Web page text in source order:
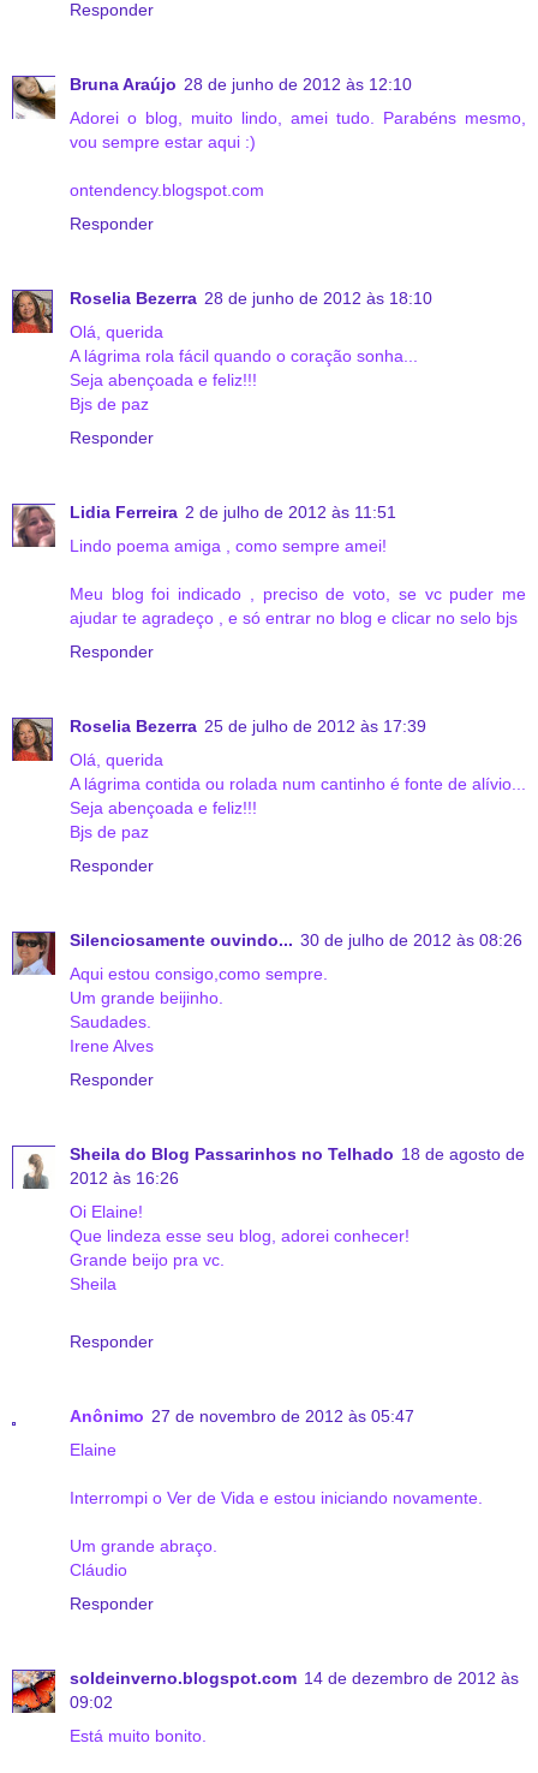
Responder
Bruna Araújo 28 de junho de 2012 às 12:10
Adorei o blog, muito lindo, amei tudo. Parabéns mesmo,
vou sempre estar aqui :)
ontendency.blogspot.com
Responder
Roselia Bezerra 28 de junho de 2012 às 18:10
Olá, querida
A lágrima rola fácil quando o coração sonha...
Seja abençoada e feliz!!!
Bjs de paz
Responder
Lidia Ferreira 2 de julho de 2012 às 11:51
Lindo poema amiga , como sempre amei!
Meu blog foi indicado , preciso de voto, se vc puder me
ajudar te agradeço , e só entrar no blog e clicar no selo bjs
Responder
Roselia Bezerra 25 de julho de 2012 às 17:39
Olá, querida
A lágrima contida ou rolada num cantinho é fonte de alívio...
Seja abençoada e feliz!!!
Bjs de paz
Responder
Silenciosamente ouvindo... 30 de julho de 2012 às 08:26
Aqui estou consigo,como sempre.
Um grande beijinho.
Saudades.
Irene Alves
Responder
Sheila do Blog Passarinhos no Telhado 18 de agosto de
2012 às 16:26
Oi Elaine!
Que lindeza esse seu blog, adorei conhecer!
Grande beijo pra vc.
Sheila
Responder
Anônimo 27 de novembro de 2012 às 05:47
Elaine
Interrompi o Ver de Vida e estou iniciando novamente.
Um grande abraço.
Cláudio
Responder
soldeinverno.blogspot.com 14 de dezembro de 2012 às
09:02
Está muito bonito.